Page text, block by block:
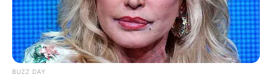
Tagi: Komiksy Marvel Punisher
Superbohaterowie
Marvela
BUZZ DAY